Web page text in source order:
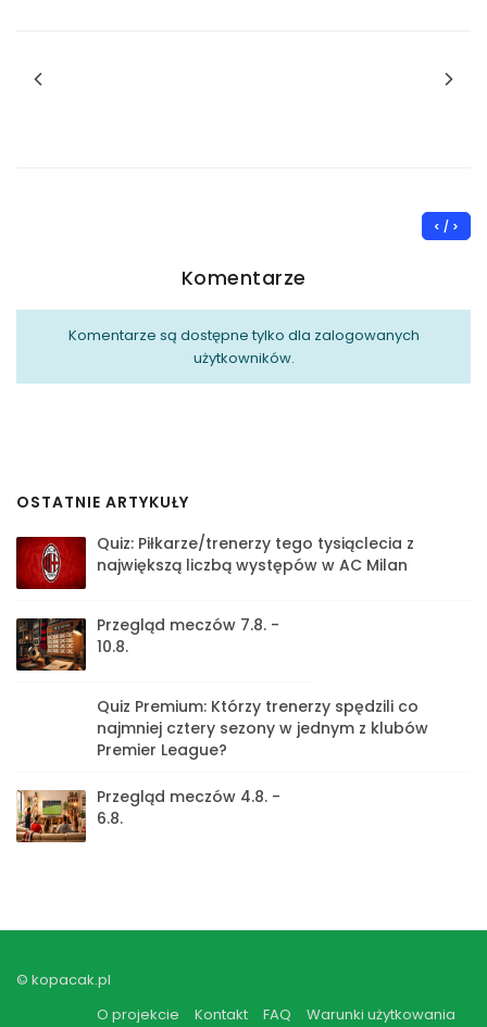
< / >
Komentarze
Komentarze są dostępne tylko dla zalogowanych
użytkowników.
OSTATNIE ARTYKUŁY
Quiz: Piłkarze/trenerzy tego tysiąclecia z
największą liczbą występów w AC Milan
Przegląd meczów 7.8. -
10.8.
Quiz Premium: Którzy trenerzy spędzili co
najmniej cztery sezony w jednym z klubów
Premier League?
Przegląd meczów 4.8. -
6.8.
© kopacak.pl
O projekcie
Kontakt FAQ Warunki użytkowania